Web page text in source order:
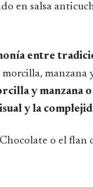
en salsa
entre
manzana
y manzana
y la
o el